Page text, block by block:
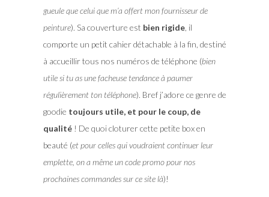
gueule que celui que m’a offert mon fournisseur de
peinture). Sa couverture est bien rigide, il
comporte un petit cahier détachable à la fin, destiné
à accueillir tous nos numéros de téléphone (bien
utile si tu as une facheuse tendance à paumer
régulièrement ton téléphone). Bref j’adore ce genre de
goodie toujours utile, et pour le coup, de
qualité! De quoi cloturer cette petite box en
beauté (et pour celles qui voudraient continuer leur
emplette, on a même un code promo pour nos
prochaines commandes sur ce site là)!